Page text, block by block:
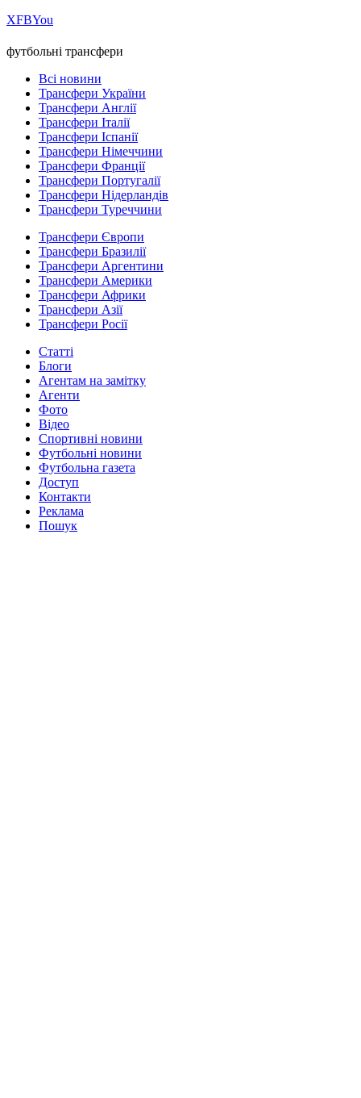
ХFBYou
футбольні трансфери
Всі новини
Трансфери України
Трансфери Англії
Трансфери Італії
Трансфери Іспанії
Трансфери Німеччини
Трансфери Франції
Трансфери Португалії
Трансфери Нідерландів
Трансфери Туреччини
Трансфери Європи
Трансфери Бразилії
Трансфери Аргентини
Трансфери Америки
Трансфери Африки
Трансфери Азії
Трансфери Росії
Статті
Блоги
Агентам на замітку
Агенти
Фото
Відео
Спортивні новини
Футбольні новини
Футбольна газета
Доступ
Контакти
Реклама
Пошук